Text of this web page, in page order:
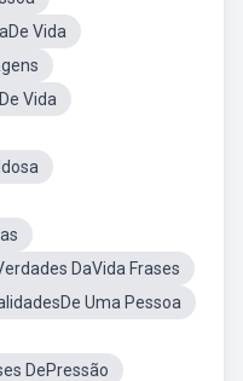
Vida
Vida
DaVida Frases
Uma Pessoa
DePressão